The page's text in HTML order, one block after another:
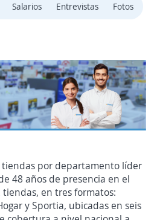
Salarios Entrevistas Fotos
tiendas por departamento líder
48 años de presencia en el
en tres formatos:
y Sportia, ubicadas en seis